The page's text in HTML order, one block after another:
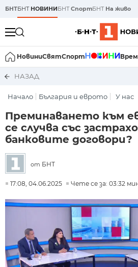
БНТБНТ НОВИНИБНТСпортБНТ На живо
НовиниСвятСпорт
НАЗАД
Начало България и еврото У нас
Преминаването към
се случва със
банковите договори?
от БНТ
17:08, 04.06.2025 Чете се за: 03:32